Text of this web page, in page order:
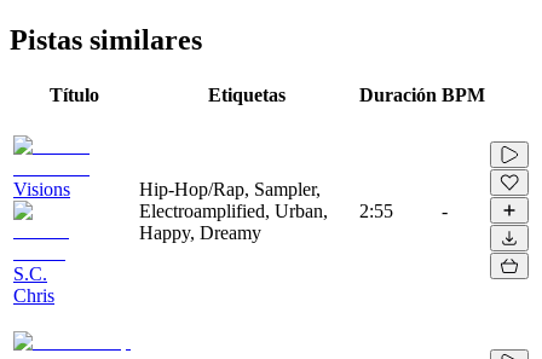
Pistas similares
Título Etiquetas Duración BPM
Visions
S.C.
Chris
Hip-Hop/Rap, Sampler,
Electroamplified, Urban,
Happy, Dreamy
2:55 -